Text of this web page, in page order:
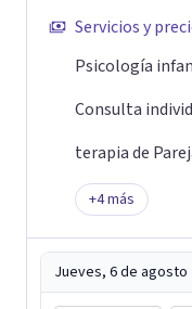
Servicios y
Psicología
Consulta
terapia de
+4más
Jueves, 6 de agosto